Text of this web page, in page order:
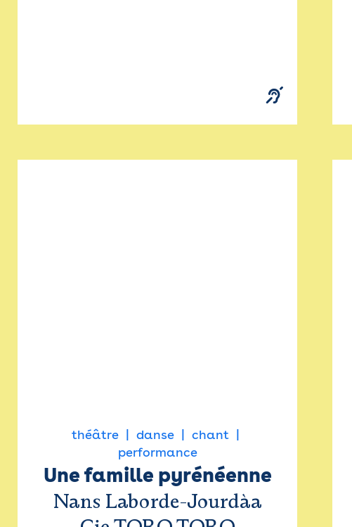
théâtre danse
chant
performance
Une famille pyrénéenne
Nans Laborde-Jourdàa